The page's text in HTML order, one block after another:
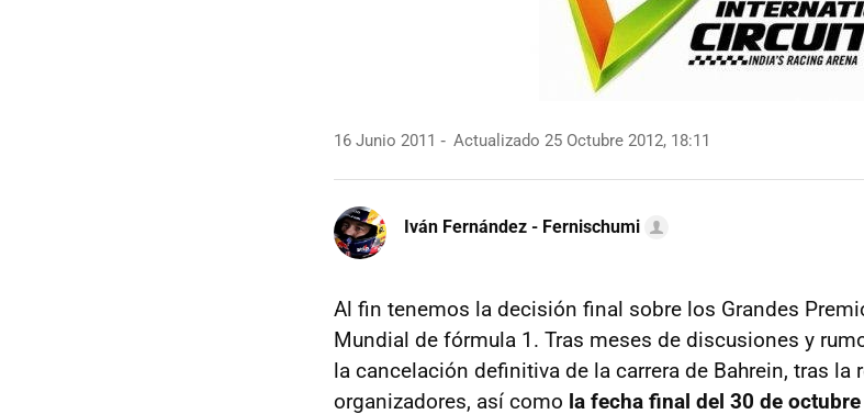
16 Junio 2011 Actualizado 25 Octubre 2012, 18:11
Iván Fernández - Fernischumi
Al fin tenemos la decisión final sobre los Grandes
Mundial de fórmula 1. Tras meses de discusiones y
la cancelación definitiva de la carrera de Bahrein, tras la
organizadores, así como la fecha final del 30 de